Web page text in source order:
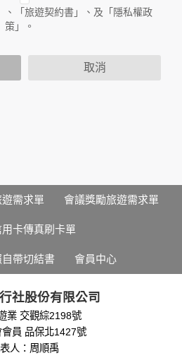
下網站上的廣告廠商連結，這些置
個人的資料。對於您主動提供的個
結網站有其個別的隱私權保護政
或討論區中任意公開個人資料的行
行記錄相關行徑，包括您使用連線
使用的瀏覽器、瀏覽及點選資料記
或說明文字呈現，除供內部研究
數據及說明文字，但不涉及特定個
令之特別規定，本網站絕不會將您
使用於蒐集目的以外之其他用途。
用本網站相關產品、服務、活動或
個人識別資料，本網站也可以從商
、「旅遊契約書」、及「隱私權政
策」。
取消
需求單 會議獎勵旅遊需求單
卡傳真刷卡單
帶切結書 會員中心
社股份有限公司
業 交觀綜2198號
會員 品保北1427號
人：周順禹